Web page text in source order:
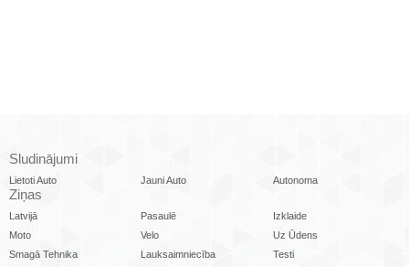
Sludinājumi
Lietoti Auto Jauni Auto Autonoma
Ziņas
Latvijā Pasaulē
Izklaide
Moto
Velo
Uz Ūdens
Smagā Tehnika
Lauksaimniecība
Testi